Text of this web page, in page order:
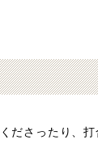
ださったり、